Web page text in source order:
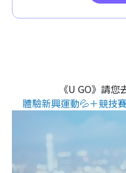
《U GO》請您
體驗新興運動💦＋競技